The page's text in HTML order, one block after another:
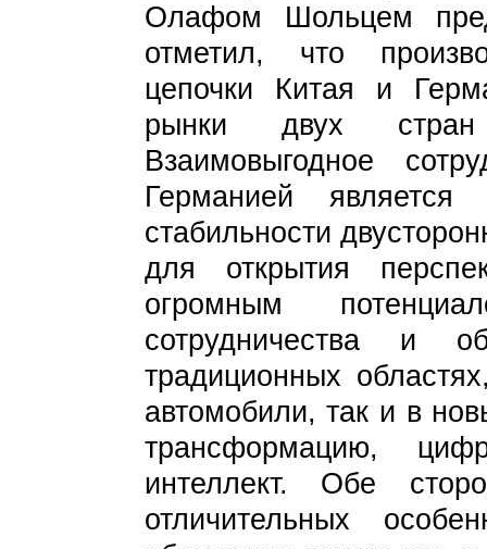
Олафом Шольцем
отметил, что
цепочки Китая и
рынки двух стран
Взаимовыгодное
Германией
стабильности
для открытия
огромным
сотрудничества и
традиционных
автомобили, так и в
трансформацию,
интеллект. Обе
отличительных